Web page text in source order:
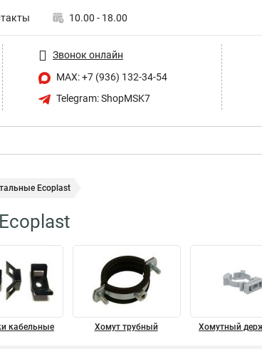
10.00 - 18.00
Звонок онлайн
MAX: +7 (936) 132-34-54
Telegram: ShopMSK7
Ecoplast
кабельные Хомут трубный Хомутный